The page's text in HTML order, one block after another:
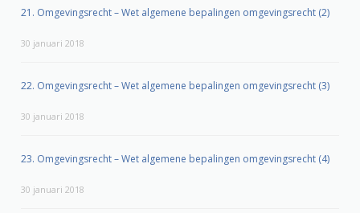
21. Omgevingsrecht – Wet algemene bepalingen omgevingsrecht (2)
30 januari 2018
22. Omgevingsrecht – Wet algemene bepalingen omgevingsrecht (3)
30 januari 2018
23. Omgevingsrecht – Wet algemene bepalingen omgevingsrecht (4)
30 januari 2018